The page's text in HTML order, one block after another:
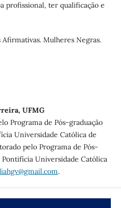
profissional, ter qualificação e
Afirmativas. Mulheres Negras.
UFMG
Programa de Pós-graduação
Universidade Católica de
pelo Programa de Pós-
Universidade Católica
.